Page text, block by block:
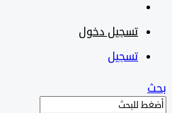
تسجيل دخول
تسجيل